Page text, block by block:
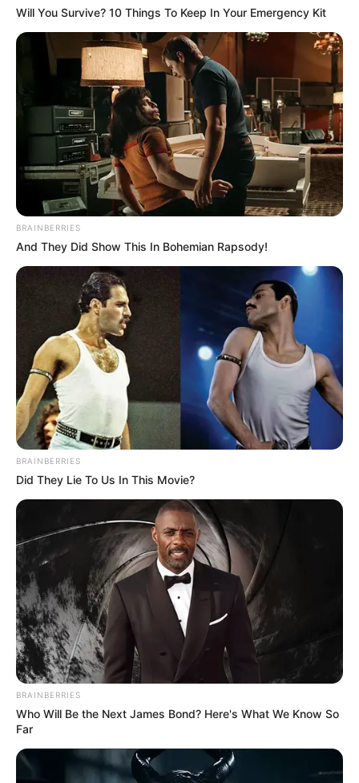
Will You Survive? 10 Things To Keep In Your Emergency Kit
BRAINBERRIES
And They Did Show This In Bohemian Rapsody!
BRAINBERRIES
Did They Lie To Us In This Movie?
BRAINBERRIES
Who Will Be the Next James Bond? Here's What We Know So
Far